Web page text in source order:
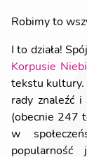
Robimy to
I to działa!
Korpusie
tekstu kultury.
rady znaleźć i
(obecnie 247
w
popularność